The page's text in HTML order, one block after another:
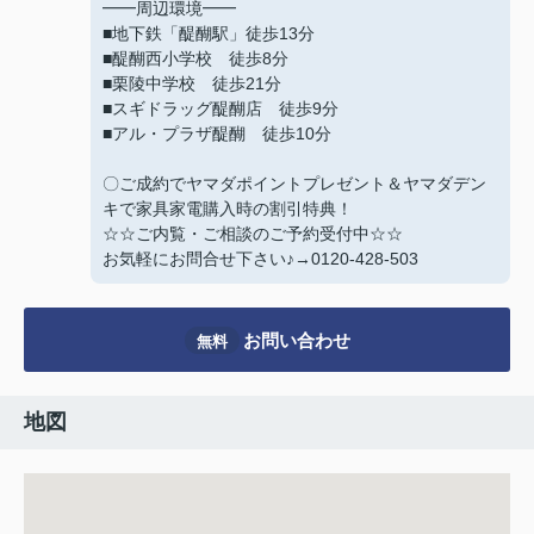
━━周辺環境━━
■地下鉄「醍醐駅」徒歩13分
■醍醐西小学校 徒歩8分
■栗陵中学校 徒歩21分
■スギドラッグ醍醐店 徒歩9分
■アル・プラザ醍醐 徒歩10分
〇ご成約でヤマダポイントプレゼント＆ヤマダデン
キで家具家電購入時の割引特典！
☆☆ご内覧・ご相談のご予約受付中☆☆
お気軽にお問合せ下さい♪→0120-428-503
無料 お問い合わせ
地図